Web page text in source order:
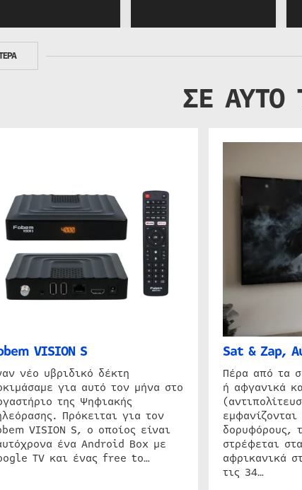
ΣΕ ΑΥΤΟ
VISION S
νέο υβριδικό δέκτη
για αυτό τον μήνα στο
της Ψηφιακής
Πρόκειται για τον
VISION S, ο οποίος είναι
ένα Android Box με
TV και ένας free to…
Sat & Zap,
Πέρα από τα
ή αφγανικά
δορυφόρους,
στρέφεται
αφρικανικά
τις 34…